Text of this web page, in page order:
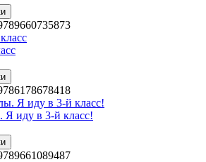
Я иду в 3-й класс!